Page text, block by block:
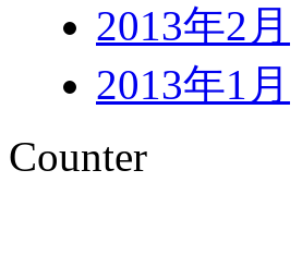
2013年2月
2013年1月
Counter